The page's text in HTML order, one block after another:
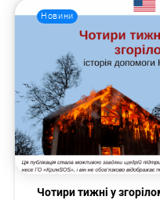
Пошук за
Новини
Чотири тижні у